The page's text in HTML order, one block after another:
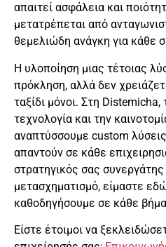
απαιτεί ασφάλεια και
μετατρέπεται από
θεμελιώδη ανάγκη για κάθε
Η υλοποίηση μιας τέτοιας
πρόκληση, αλλά δεν
ταξίδι μόνοι. Στη
τεχνολογία και την
αναπτύσσουμε custom
απαντούν σε κάθε
στρατηγικός σας
μετασχηματισμό, είμαστε
καθοδηγήσουμε σε κάθε
Είστε έτοιμοι να